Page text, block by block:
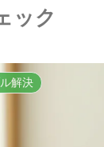
ック
解決